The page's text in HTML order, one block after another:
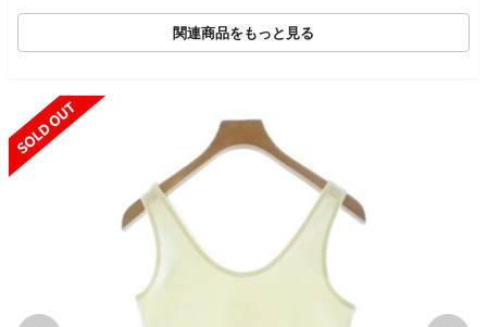
関連商品をもっと見る